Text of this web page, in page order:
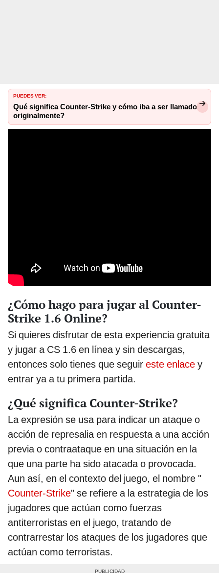
PUEDES VER:
Qué significa Counter-Strike y cómo iba a ser llamado
originalmente?
¿Cómo hago para jugar al Counter-
Strike 1.6 Online?
Si quieres disfrutar de esta experiencia gratuita
y jugar a CS 1.6 en línea y sin descargas,
entonces solo tienes que seguir este enlace y
entrar ya a tu primera partida.
¿Qué significa Counter-Strike?
La expresión se usa para indicar un ataque o
acción de represalia en respuesta a una acción
previa o contraataque en una situación en la
que una parte ha sido atacada o provocada.
Aun así, en el contexto del juego, el nombre "
Counter-Strike" se refiere a la estrategia de los
jugadores que actúan como fuerzas
antiterroristas en el juego, tratando de
contrarrestar los ataques de los jugadores que
actúan como terroristas.